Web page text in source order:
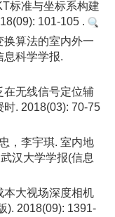
标准与坐标系构建
101-105 .
换算法的室内外一
息科学学报.
在无线信号定位辅
时. 2018(03): 70-75
，李宇琪. 室内地
汉大学学报(信息
本大视场深度相机
). 2018(09): 1391-